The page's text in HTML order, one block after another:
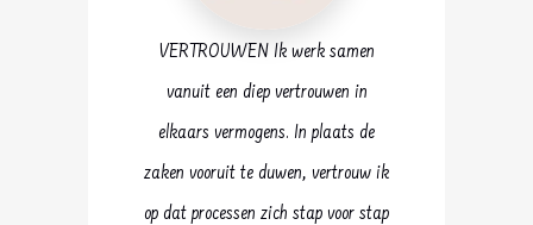
VERTROUWEN Ik werk samen
vanuit een diep vertrouwen in
elkaars vermogens. In plaats de
zaken vooruit te duwen, vertrouw ik
op dat processen zich stap voor stap